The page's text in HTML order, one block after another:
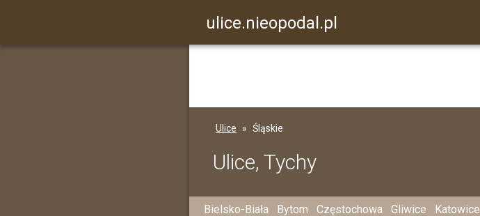
ulice.nieopodal.pl
Ulice Śląskie
Ulice, Tychy
Bielsko-Biała Bytom Częstochowa Gliwice Katowice